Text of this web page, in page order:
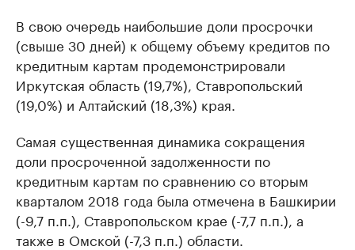
В свою очередь наибольшие доли просрочки
(свыше 30 дней) к общему объему кредитов по
кредитным картам продемонстрировали
Иркутская область (19,7%), Ставропольский
(19,0%) и Алтайский (18,3%) края.
Самая существенная динамика сокращения
доли просроченной задолженности по
кредитным картам по сравнению со вторым
кварталом 2018 года была отмечена в Башкирии
(-9,7 п.п.), Ставропольском крае (-7,7 п.п.), а
также в Омской (-7,3 п.п.) области.